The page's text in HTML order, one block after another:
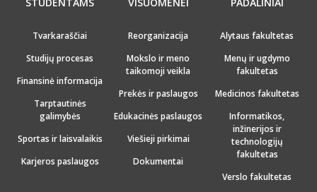
Tvarkaraščiai
Studijų procesas
Finansinė informacija
Tarptautinės
galimybės
Sportas ir laisvalaikis
Karjeros paslaugos
Reorganizacija
Mokslo ir meno
taikomoji veikla
Prekės ir paslaugos
Edukacinės paslaugos
Viešieji pirkimai
Dokumentai
Alytaus fakultetas
Menų ir ugdymo
fakultetas
Medicinos fakultetas
Informatikos,
inžinerijos ir
technologijų
fakultetas
Verslo fakultetas